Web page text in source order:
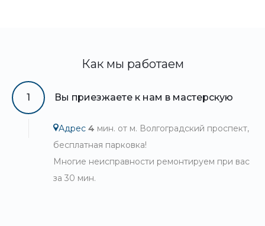
Как мы работаем
1 Вы приезжаете к нам в мастерскую
Адрес 4 мин. от м. Волгоградский проспект,
бесплатная парковка!
Многие неисправности ремонтируем при вас
за 30 мин.